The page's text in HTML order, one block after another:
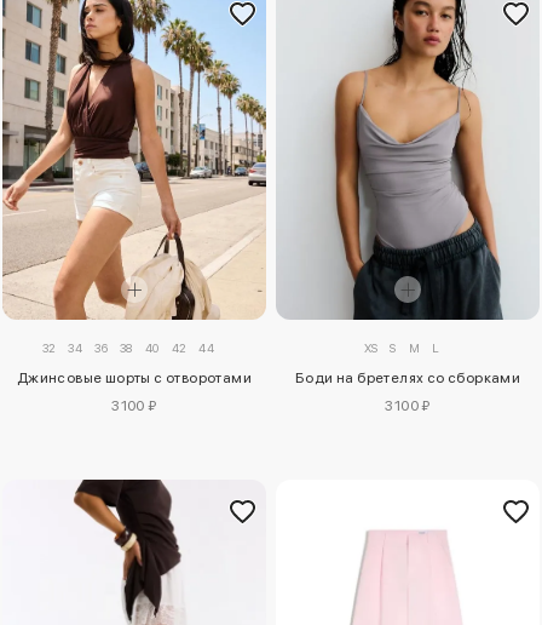
32 34 36 38 40 42 44
Джинсовые шорты с отворотами
3100 ₽
XS S M L
Боди на бретелях со сборками
3100 ₽